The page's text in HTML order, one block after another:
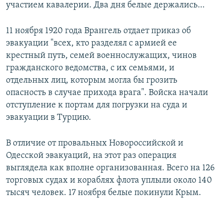
участием кавалерии. Два дня белые держались…
11 ноября 1920 года Врангель отдает приказ об
эвакуации "всех, кто разделял с армией ее
крестный путь, семей военнослужащих, чинов
гражданского ведомства, с их семьями, и
отдельных лиц, которым могла бы грозить
опасность в случае прихода врага". Войска начали
отступление к портам для погрузки на суда и
эвакуации в Турцию.
В отличие от провальных Новороссийской и
Одесской эвакуаций, на этот раз операция
выглядела как вполне организованная. Всего на 126
торговых судах и кораблях флота уплыли около 140
тысяч человек. 17 ноября белые покинули Крым.